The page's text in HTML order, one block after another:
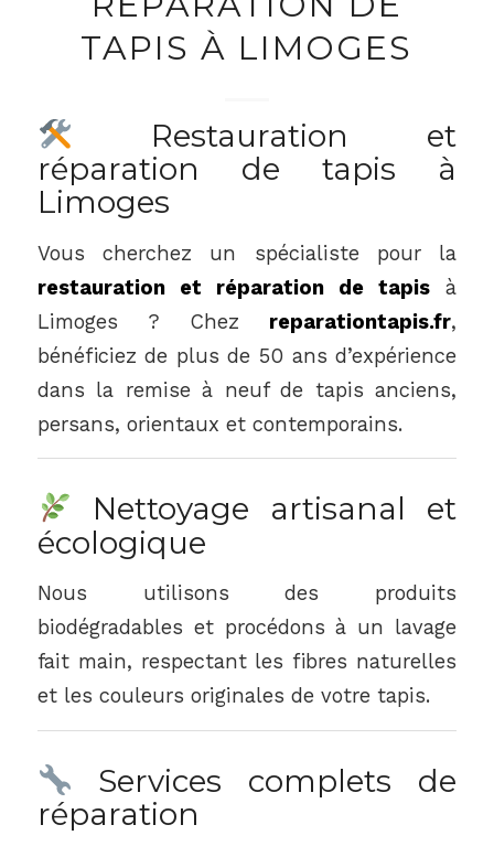
TAPIS À LIMOGES
Restauration et
réparation de tapis à
Limoges
Vous cherchez un spécialiste pour la
restauration et réparation de tapis à
Limoges ? Chez reparationtapis.fr,
bénéficiez de plus de 50 ans d’expérience
dans la remise à neuf de tapis anciens,
persans, orientaux et contemporains.
Nettoyage artisanal et
écologique
Nous utilisons des produits
biodégradables et procédons à un lavage
fait main, respectant les fibres naturelles
et les couleurs originales de votre tapis.
Services complets de
réparation